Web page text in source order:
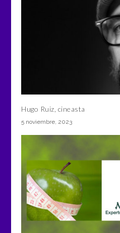
Hugo Ruiz, cineasta
5 noviembre, 2023